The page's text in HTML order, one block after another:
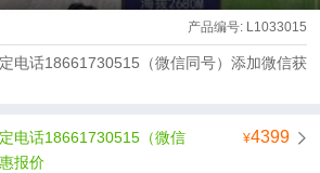
产品编号: L1033015
电话18661730515（微信同号）添加微信获
4399
电话18661730515（微信
报价